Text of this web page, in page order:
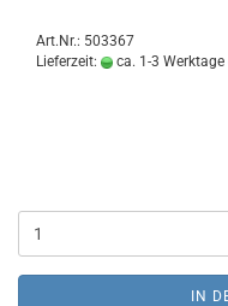
Art.Nr.: 503367
Lieferzeit:
ca. 1-3 Werktage
IN